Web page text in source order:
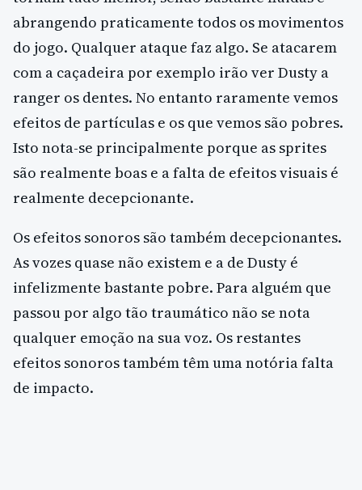
abrangendo praticamente todos os movimentos
do jogo. Qualquer ataque faz algo. Se atacarem
com a caçadeira por exemplo irão ver Dusty a
ranger os dentes. No entanto raramente vemos
efeitos de partículas e os que vemos são pobres.
Isto nota-se principalmente porque as sprites
são realmente boas e a falta de efeitos visuais é
realmente decepcionante.
Os efeitos sonoros são também decepcionantes.
As vozes quase não existem e a de Dusty é
infelizmente bastante pobre. Para alguém que
passou por algo tão traumático não se nota
qualquer emoção na sua voz. Os restantes
efeitos sonoros também têm uma notória falta
de impacto.